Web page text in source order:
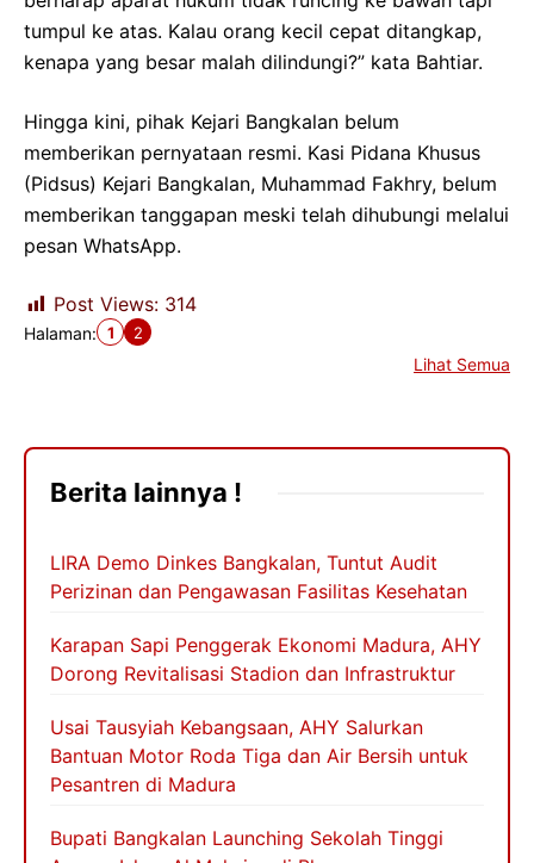
tumpul ke atas. Kalau orang kecil cepat ditangkap,
kenapa yang besar malah dilindungi?” kata Bahtiar.
Hingga kini, pihak Kejari Bangkalan belum
memberikan pernyataan resmi. Kasi Pidana Khusus
(Pidsus) Kejari Bangkalan, Muhammad Fakhry, belum
memberikan tanggapan meski telah dihubungi melalui
pesan WhatsApp.
Post Views: 314
Halaman: 1 2
Lihat Semua
Berita lainnya !
LIRA Demo Dinkes Bangkalan, Tuntut Audit
Perizinan dan Pengawasan Fasilitas Kesehatan
Karapan Sapi Penggerak Ekonomi Madura, AHY
Dorong Revitalisasi Stadion dan Infrastruktur
Usai Tausyiah Kebangsaan, AHY Salurkan
Bantuan Motor Roda Tiga dan Air Bersih untuk
Pesantren di Madura
Bupati Bangkalan Launching Sekolah Tinggi